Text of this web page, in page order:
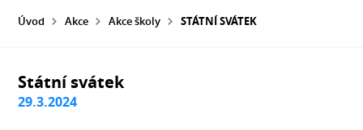
Úvod Akce Akce školy STÁTNÍ SVÁTEK
Státní svátek
29.3.2024